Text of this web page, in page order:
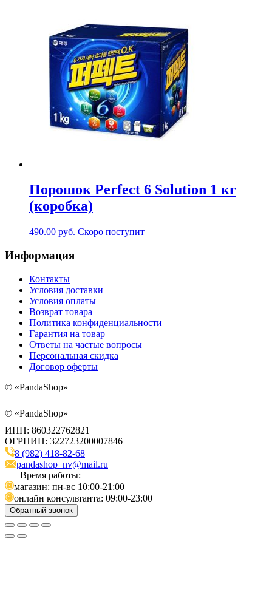
Порошок Perfect 6 Solution 1 кг
(коробка)
490.00 руб. Скоро поступит
Информация
Контакты
Условия доставки
Условия оплаты
Возврат товара
Политика конфиденциальности
Гарантия на товар
Ответы на частые вопросы
Персональная скидка
Договор оферты
© «PandaShop»
© «PandaShop»
ИНН: 860322762821
ОГРНИП: 322723200007846
8 (982) 418-82-68
pandashop_nv@mail.ru
Время работы:
магазин: пн-вс 10:00-21:00
онлайн консультанта: 09:00-23:00
Обратный звонок